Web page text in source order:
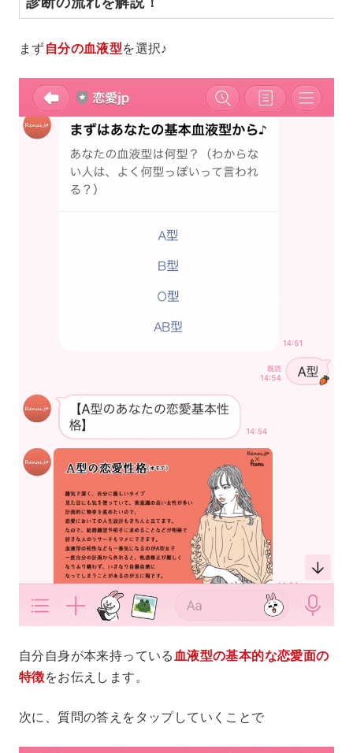
まず自分の血液型を選択♪
自分自身が本来持っている血液型の基本的な恋愛面の
特徴をお伝えします。
次に、質問の答えをタップしていくことで